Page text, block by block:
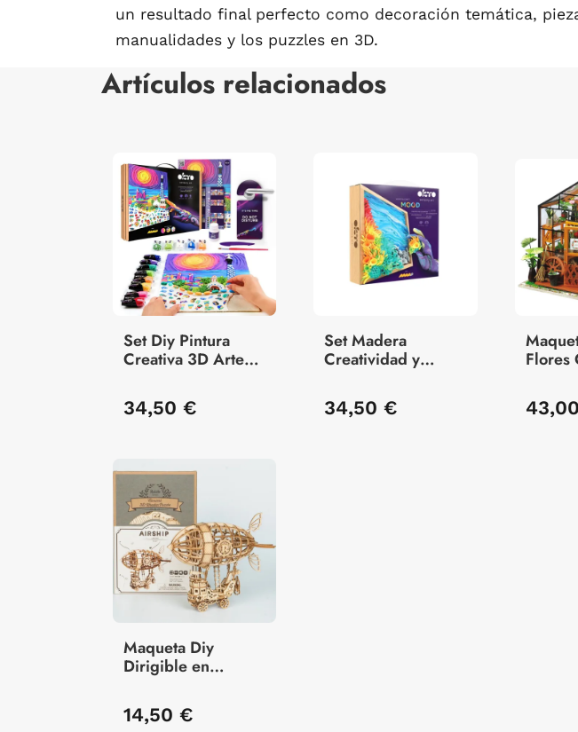
un resultado final perfecto como decoración temática,
manualidades y los puzzles en 3D.
Artículos relacionados
Set Diy Pintura
Creativa 3D Arte
Barcelona Park
Güell
34,50 €
Set Madera
Creatividad y
34,50 €
Flores
Maqueta Diy
Dirigible en
14,50 €